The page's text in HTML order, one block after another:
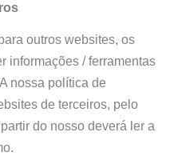
outros websites, os
informações / ferramentas
nossa política de
de terceiros, pelo
do nosso deverá ler a